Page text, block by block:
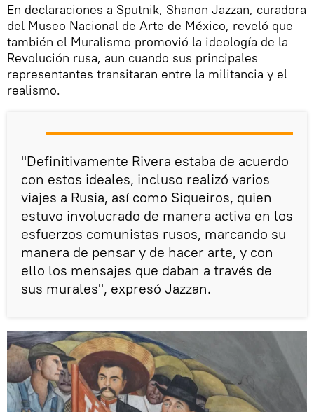
En declaraciones a Sputnik, Shanon Jazzan, curadora
del Museo Nacional de Arte de México, reveló que
también el Muralismo promovió la ideología de la
Revolución rusa, aun cuando sus principales
representantes transitaran entre la militancia y el
realismo.
"Definitivamente Rivera estaba de acuerdo
con estos ideales, incluso realizó varios
viajes a Rusia, así como Siqueiros, quien
estuvo involucrado de manera activa en los
esfuerzos comunistas rusos, marcando su
manera de pensar y de hacer arte, y con
ello los mensajes que daban a través de
sus murales", expresó Jazzan.